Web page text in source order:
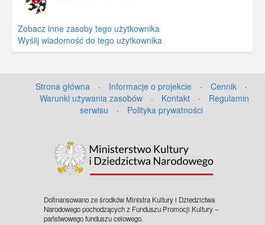
Zobacz inne zasoby tego użytkownika
Wyślij wiadomość do tego użytkownika
Strona główna · Informacje o projekcie · Cennik
·
Warunki używania zasobów
· Kontakt ·
Regulamin
serwisu
· Polityka prywatności
Dofinansowano ze środków Ministra Kultury i Dziedzictwa
Narodowego pochodzących z Funduszu Promocji Kultury –
państwowego funduszu celowego.